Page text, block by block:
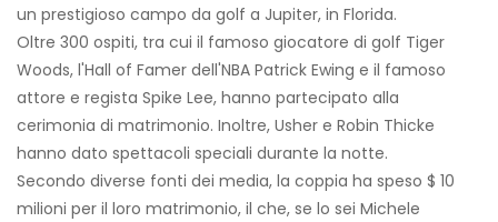
un prestigioso campo da golf a Jupiter, in Florida.
Oltre 300 ospiti, tra cui il famoso giocatore di golf Tiger
Woods, l'Hall of Famer dell'NBA Patrick Ewing e il famoso
attore e regista Spike Lee, hanno partecipato alla
cerimonia di matrimonio. Inoltre, Usher e Robin Thicke
hanno dato spettacoli speciali durante la notte.
Secondo diverse fonti dei media, la coppia ha speso $ 10
milioni per il loro matrimonio, il che, se lo sei Michele